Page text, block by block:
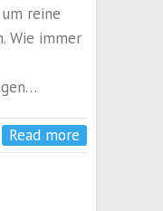
reine
Wie immer
Read more